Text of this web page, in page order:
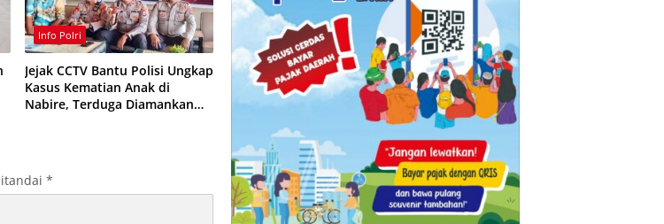
Info Polri
Jejak CCTV Bantu Polisi Ungkap
Kasus Kematian Anak di
Nabire, Terduga Diamankan
*